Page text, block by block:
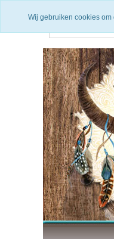
Wij gebruiken cookies